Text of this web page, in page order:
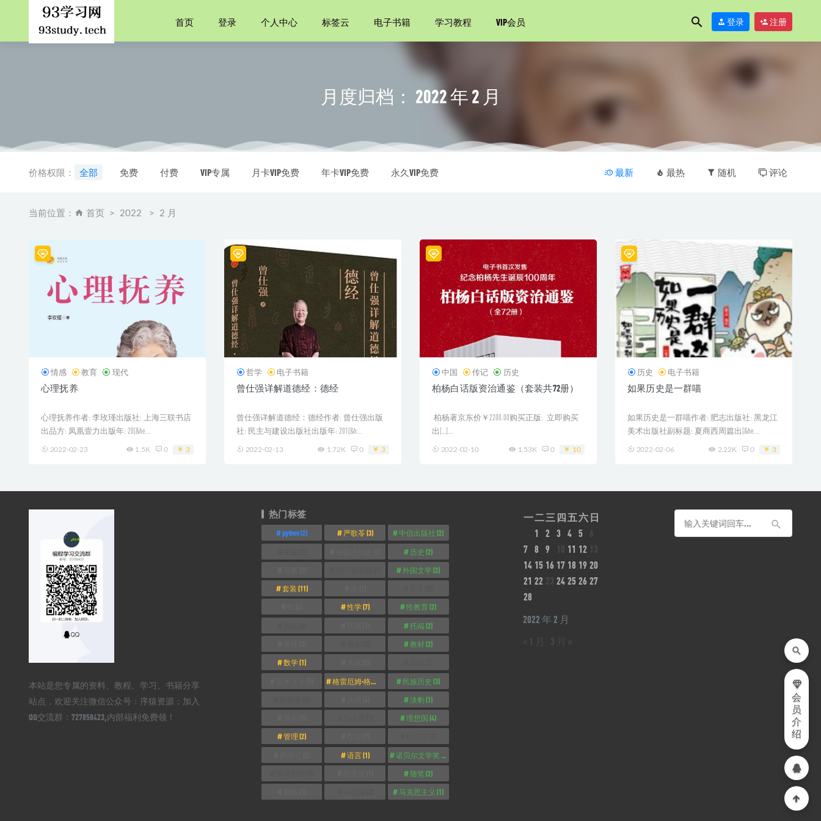
首页 登录 个人中心 标签云 电子书籍 学习教程 VIP会员 登录 注册
月度归档： 2022 年 2 月
价格权限： 全部 免费 付费 VIP专属 月卡VIP免费 年卡VIP免费 永久VIP免费 最新 最热 随机 评论
当前位置： 首页 2022 2 月
情感 教育 现代
心理抚养
心理抚养作者: 李玫瑾出版社: 上海三联书店
出品方: 凤凰壹力出版年: 20[&he...
2022-02-23 1.5K 0 3
哲学 电子书籍
曾仕强详解道德经：德经
曾仕强详解道德经：德经作者: 曾仕强出版
社: 民主与建设出版社出版年: 201[&h...
2022-02-13 1.72K 0 3
中国 传记 历史
柏杨白话版资治通鉴（套装共72册）
柏杨著京东价￥2200.00购买正版: 立即购买
出[…]...
2022-02-10 1.53K 0 10
历史 电子书籍
如果历史是一群喵
如果历史是一群喵作者: 肥志出版社: 黑龙江
美术出版社副标题: 夏商西周篇出[&he...
2022-02-06 2.22K 0 3
本站是您专属的资料、教程、学习、书籍分享
站点，欢迎关注微信公众号：序猿资源；加入
QQ交流群：727858423,内部福利免费领！
热门标签
python(2) 严歌苓 (3) 中信出版社 (2)
历史 (2)
外国文学 (2)
套装 (11)
性学(7) 性教育(2)
托福 (2)
教材 (2)
数学(1)
格雷厄姆·格林 民族历史 (3)
淡豹 (1)
理想国 (4)
管理 (2)
语言(1) 诺贝尔文学奖
随笔 (2)
马克思主义 (1)
2022 年 2 月
一二三 四 五六 日
1
2 3 4 5
6
7 8 9 10 11 12 13
14 15 16 17 18 19 20
21 22 23 24 25 26 27
28
« 1 月 3 月 »
会
员
介
绍
《毛泽东传》罗斯.特里尔著 2020-11-30
地下幽深处 幽幂国度的追问